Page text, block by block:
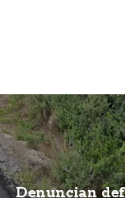
Denuncian